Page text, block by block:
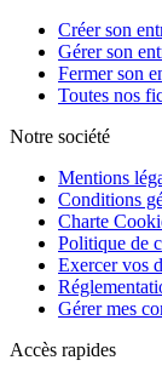
Créer son
Gérer son
Fermer son
Toutes nos
Notre société
Mentions
Conditions
Charte
Politique de
Exercer vos
Gérer mes
Accès rapides